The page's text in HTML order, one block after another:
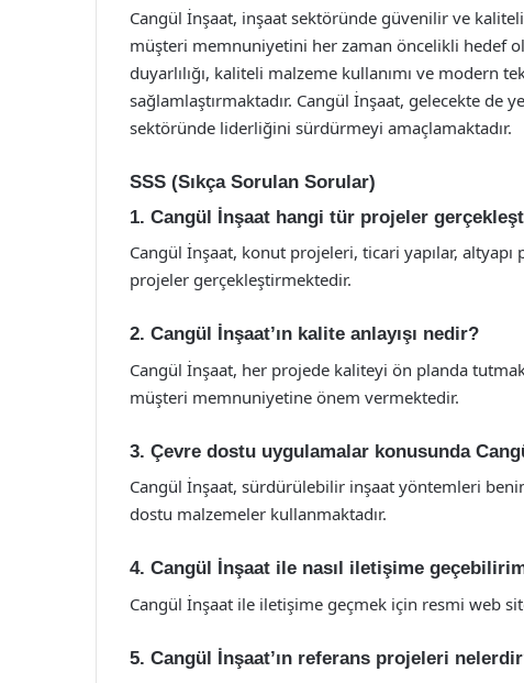
Cangül İnşaat, inşaat sektöründe güvenilir ve
müşteri memnuniyetini her zaman öncelikli hedef
duyarlılığı, kaliteli malzeme kullanımı ve modern
sağlamlaştırmaktadır. Cangül İnşaat, gelecekte
sektöründe liderliğini sürdürmeyi amaçlamaktadır.
SSS (Sıkça Sorulan Sorular)
1. Cangül İnşaat hangi tür projeler
Cangül İnşaat, konut projeleri, ticari yapılar,
projeler gerçekleştirmektedir.
2. Cangül İnşaat’ın kalite anlayışı nedir?
Cangül İnşaat, her projede kaliteyi ön planda
müşteri memnuniyetine önem vermektedir.
3. Çevre dostu uygulamalar konusunda
Cangül İnşaat, sürdürülebilir inşaat yöntemleri
dostu malzemeler kullanmaktadır.
4. Cangül İnşaat ile nasıl iletişime
Cangül İnşaat ile iletişime geçmek için resmi web
5. Cangül İnşaat’ın referans projeleri